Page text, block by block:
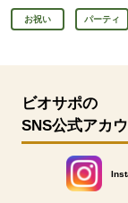
お祝い パーティ
ビオサポの
SNS公式アカ
別